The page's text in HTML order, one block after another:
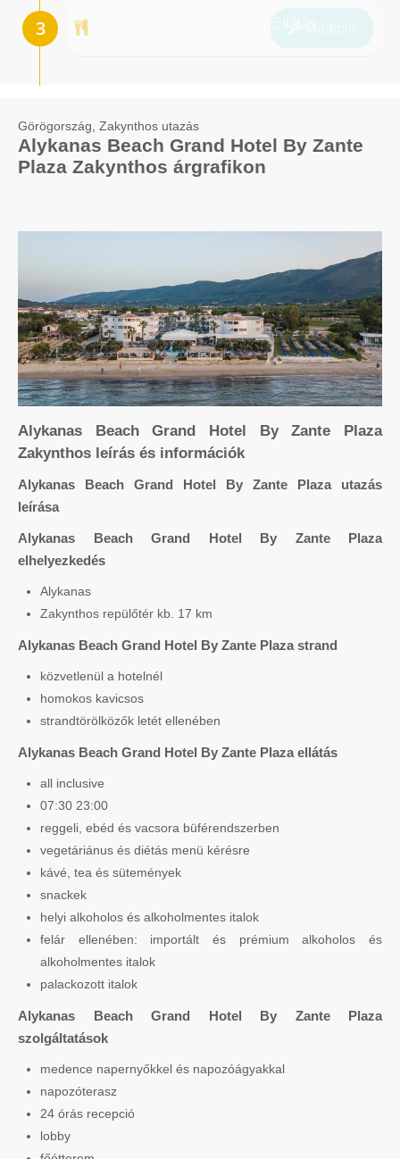
Görögország, Zakynthos utazás
Alykanas Beach Grand Hotel By Zante
Plaza Zakynthos árgrafikon
Alykanas Beach Grand Hotel By Zante Plaza
Zakynthos leírás és információk
Alykanas Beach Grand Hotel By Zante Plaza utazás
leírása
Alykanas Beach Grand Hotel By Zante Plaza
elhelyezkedés
Alykanas
Zakynthos repülőtér kb. 17 km
Alykanas Beach Grand Hotel By Zante Plaza strand
közvetlenül a hotelnél
homokos kavicsos
strandtörölközők letét ellenében
Alykanas Beach Grand Hotel By Zante Plaza ellátás
all inclusive
07:30 23:00
reggeli, ebéd és vacsora büférendszerben
vegetáriánus és diétás menü kérésre
kávé, tea és sütemények
snackek
helyi alkoholos és alkoholmentes italok
felár ellenében: importált és prémium alkoholos és
alkoholmentes italok
palackozott italok
Alykanas Beach Grand Hotel By Zante Plaza
szolgáltatások
medence napernyőkkel és napozóágyakkal
napozóterasz
24 órás recepció
lobby